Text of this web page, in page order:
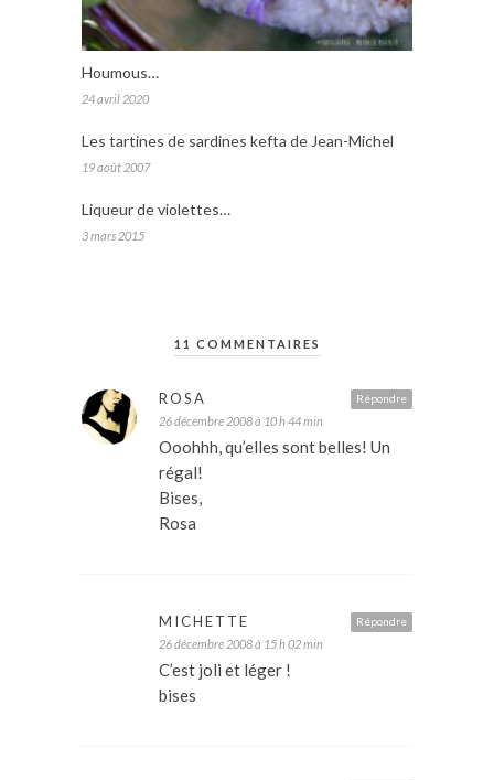
Houmous…
24 avril 2020
Les tartines de sardines kefta de Jean-Michel
19 août 2007
Liqueur de violettes…
3 mars 2015
11 COMMENTAIRES
Répondre
ROSA
26 décembre 2008 à 10 h 44 min
Ooohhh, qu’elles sont belles! Un
régal!
Bises,
Rosa
Répondre
MICHETTE
26 décembre 2008 à 15 h 02 min
C’est joli et léger !
bises